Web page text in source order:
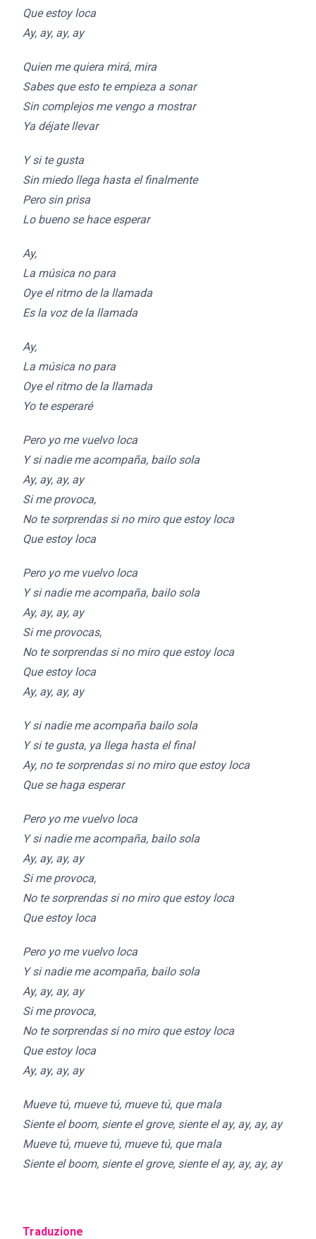
Que estoy loca
Ay, ay, ay, ay
Quien me quiera mirá, mira
Sabes que esto te empieza a sonar
Sin complejos me vengo a mostrar
Ya déjate llevar
Y si te gusta
Sin miedo llega hasta el finalmente
Pero sin prisa
Lo bueno se hace esperar
Ay,
La música no para
Oye el ritmo de la llamada
Es la voz de la llamada
Ay,
La música no para
Oye el ritmo de la llamada
Yo te esperaré
Pero yo me vuelvo loca
Y si nadie me acompaña, bailo sola
Ay, ay, ay, ay
Si me provoca,
No te sorprendas si no miro que estoy loca
Que estoy loca
Pero yo me vuelvo loca
Y si nadie me acompaña, bailo sola
Ay, ay, ay, ay
Si me provocas,
No te sorprendas si no miro que estoy loca
Que estoy loca
Ay, ay, ay, ay
Y si nadie me acompaña bailo sola
Y si te gusta, ya llega hasta el final
Ay, no te sorprendas si no miro que estoy loca
Que se haga esperar
Pero yo me vuelvo loca
Y si nadie me acompaña, bailo sola
Ay, ay, ay, ay
Si me provoca,
No te sorprendas si no miro que estoy loca
Que estoy loca
Pero yo me vuelvo loca
Y si nadie me acompaña, bailo sola
Ay, ay, ay, ay
Si me provoca,
No te sorprendas si no miro que estoy loca
Que estoy loca
Ay, ay, ay, ay
Mueve tú, mueve tú, mueve tú, que mala
Siente el boom, siente el grove, siente el ay, ay, ay, ay
Mueve tú, mueve tú, mueve tú, que mala
Siente el boom, siente el grove, siente el ay, ay, ay, ay
Traduzione